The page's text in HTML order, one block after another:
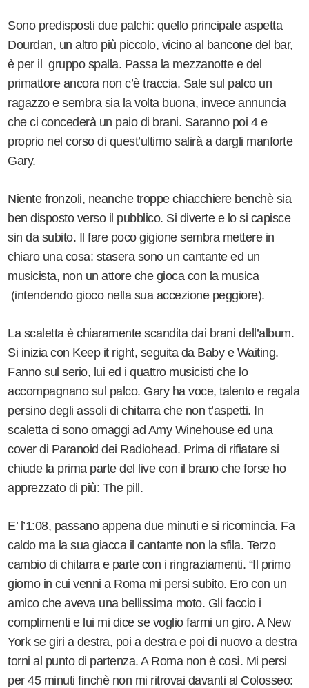
Sono predisposti due palchi: quello principale aspetta
Dourdan, un altro più piccolo, vicino al bancone del bar,
è per il gruppo spalla. Passa la mezzanotte e del
primattore ancora non c’è traccia. Sale sul palco un
ragazzo e sembra sia la volta buona, invece annuncia
che ci concederà un paio di brani. Saranno poi 4 e
proprio nel corso di quest’ultimo salirà a dargli manforte
Gary.
Niente fronzoli, neanche troppe chiacchiere benchè sia
ben disposto verso il pubblico. Si diverte e lo si capisce
sin da subito. Il fare poco gigione sembra mettere in
chiaro una cosa: stasera sono un cantante ed un
musicista, non un attore che gioca con la musica
(intendendo gioco nella sua accezione peggiore).
La scaletta è chiaramente scandita dai brani dell’album.
Si inizia con Keep it right, seguita da Baby e Waiting.
Fanno sul serio, lui ed i quattro musicisti che lo
accompagnano sul palco. Gary ha voce, talento e regala
persino degli assoli di chitarra che non t’aspetti. In
scaletta ci sono omaggi ad Amy Winehouse ed una
cover di Paranoid dei Radiohead. Prima di rifiatare si
chiude la prima parte del live con il brano che forse ho
apprezzato di più: The pill.
E’ l’1:08, passano appena due minuti e si ricomincia. Fa
caldo ma la sua giacca il cantante non la sfila. Terzo
cambio di chitarra e parte con i ringraziamenti. “Il primo
giorno in cui venni a Roma mi persi subito. Ero con un
amico che aveva una bellissima moto. Gli faccio i
complimenti e lui mi dice se voglio farmi un giro. A New
York se giri a destra, poi a destra e poi di nuovo a destra
torni al punto di partenza. A Roma non è così. Mi persi
per 45 minuti finchè non mi ritrovai davanti al Colosseo: